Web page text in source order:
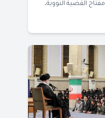
القضية النووية،